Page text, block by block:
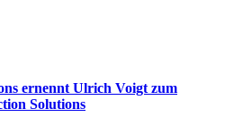
ernennt Ulrich Voigt zum
Solutions